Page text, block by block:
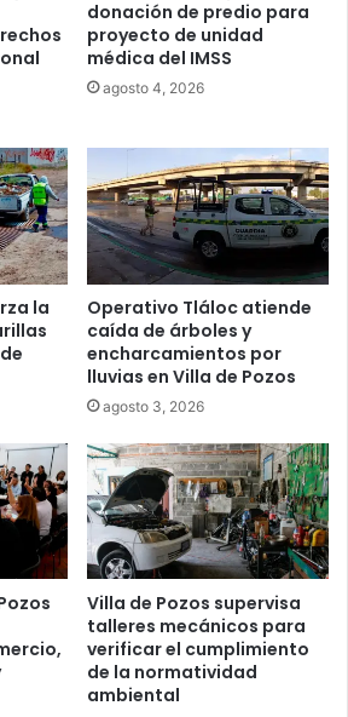
donación de predio para
proyecto de unidad
médica del IMSS
agosto 4, 2026
la
Operativo Tláloc atiende
caída de árboles y
encharcamientos por
lluvias en Villa de Pozos
agosto 3, 2026
Villa de Pozos supervisa
talleres mecánicos para
verificar el cumplimiento
de la normatividad
ambiental